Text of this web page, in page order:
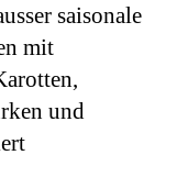
saisonale
mit
und